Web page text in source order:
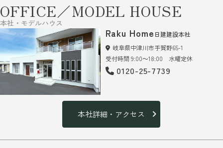
OFFICE／MODEL HOUSE
本社・モデルハウス
Raku Home 日建建設本社
岐阜県中津川市手賀野65-1
受付時間 9:00～18:00 水曜定休
0120-25-7739
本社詳細・アクセス